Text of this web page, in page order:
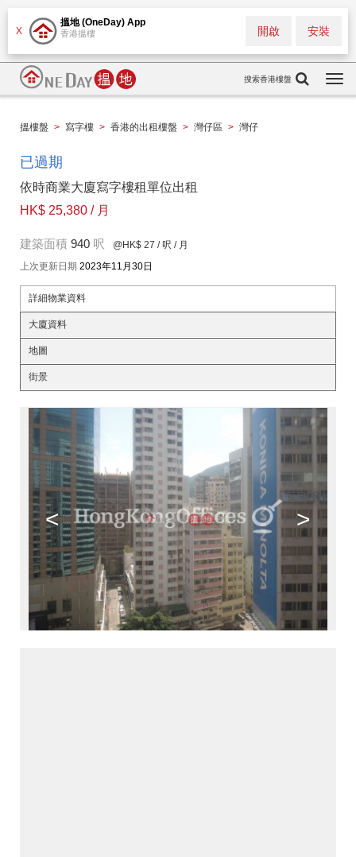
X
搵地 (OneDay) App
香港搵樓 安裝
開啟
搜索香港樓盤
搵樓盤 > 寫字樓 > 香港的出租樓盤 > 灣仔區 > 灣仔
已過期
依時商業大廈寫字樓租單位出租
HK$ 25,380 / 月
建築面積 940 呎 @HK$ 27 / 呎 / 月
上次更新日期 2023年11月30日
詳細物業資料
大廈資料
地圖
街景
< >